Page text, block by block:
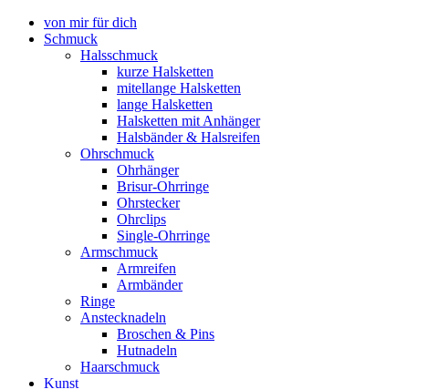
von mir für dich
Schmuck
Halsschmuck
kurze Halsketten
mitellange Halsketten
lange Halsketten
Halsketten mit Anhänger
Halsbänder & Halsreifen
Ohrschmuck
Ohrhänger
Brisur-Ohrringe
Ohrstecker
Ohrclips
Single-Ohrringe
Armschmuck
Armreifen
Armbänder
Ringe
Anstecknadeln
Broschen & Pins
Hutnadeln
Haarschmuck
Kunst